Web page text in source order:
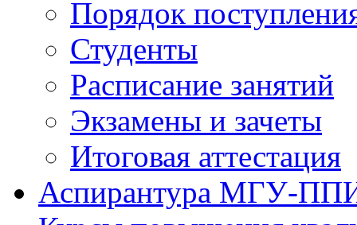
Порядок
Студенты
Расписание занятий
Экзамены и зачеты
Итоговая аттестация
Аспирантура МГУ-